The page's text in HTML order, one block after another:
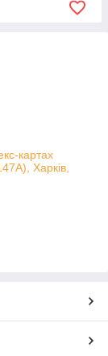
картах
Харків,